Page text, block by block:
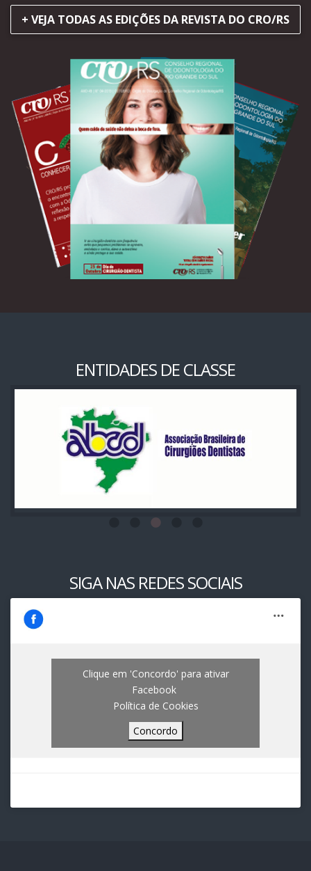
+ VEJA TODAS AS EDIÇÕES DA REVISTA DO CRO/RS
ENTIDADES DE CLASSE
SIGA NAS REDES SOCIAIS
Clique em 'Concordo' para ativar
Facebook
Política de Cookies
Concordo